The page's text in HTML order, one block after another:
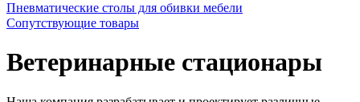
Пневматические столы для обивки мебели
Сопутствующие товары
Ветеринарные стационары